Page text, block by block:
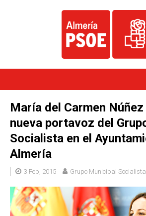
María del Carmen
nueva portavoz del
Socialista en el
Almería
3 Feb, 2015 Grupo Municipal